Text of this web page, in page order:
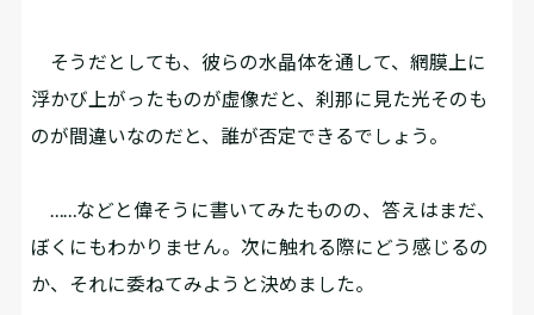
そうだとしても、彼らの水晶体を通して、網膜上に
浮かび上がったものが虚像だと、刹那に見た光そのも
のが間違いなのだと、誰が否定できるでしょう。
……などと偉そうに書いてみたものの、答えはまだ、
ぼくにもわかりません。次に触れる際にどう感じるの
か、それに委ねてみようと決めました。